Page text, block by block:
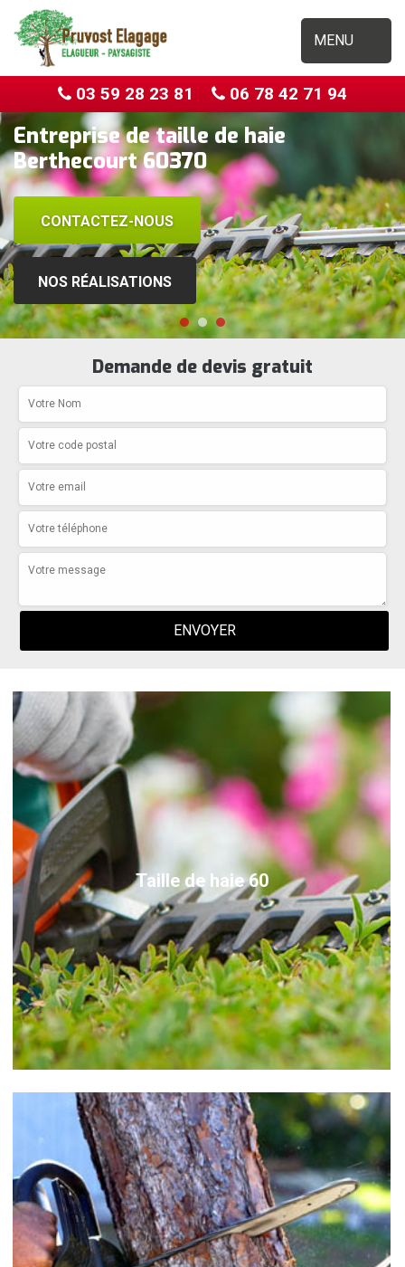
MENU
03 59 28 23 81 06 78 42 71 94
Entreprise de taille de haie
Berthecourt 60370
CONTACTEZ-NOUS
NOS RÉALISATIONS
Demande de devis gratuit
Taille de haie 60